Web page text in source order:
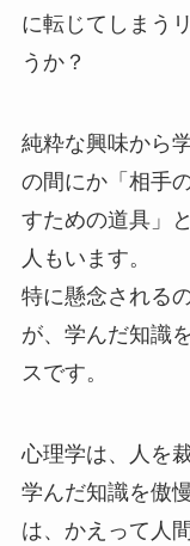
に転じてしまう
うか？
純粋な興味から
の間にか「相手
すための道具」
人もいます。
特に懸念される
が、学んだ知識
スです。
心理学は、人を
学んだ知識を傲
は、かえって人